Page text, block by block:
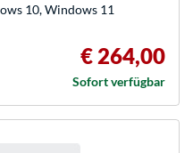
10, Windows 11
€ 264,00
Sofort verfügbar